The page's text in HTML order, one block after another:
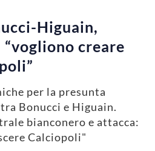
Higuain,
creare
per la presunta
Bonucci e Higuain.
bianconero e attacca:
Calciopoli"